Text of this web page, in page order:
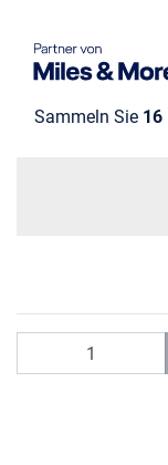
Sammeln Sie 16